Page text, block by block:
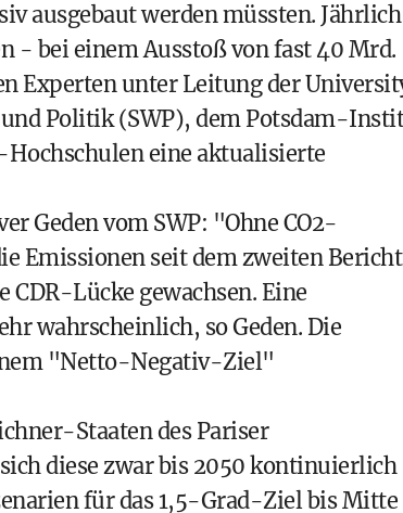
ausgebaut werden müssten. Jährlich
- bei einem Ausstoß von fast 40 Mrd.
Experten unter Leitung der
Politik (SWP), dem Potsdam-
eine aktualisierte
Geden vom SWP: "Ohne CO2-
Emissionen seit dem zweiten Bericht
CDR-Lücke gewachsen. Eine
wahrscheinlich, so Geden. Die
"Netto-Negativ-Ziel"
Staaten des Pariser
diese zwar bis 2050 kontinuierlich
für das 1,5-Grad-Ziel bis Mitte